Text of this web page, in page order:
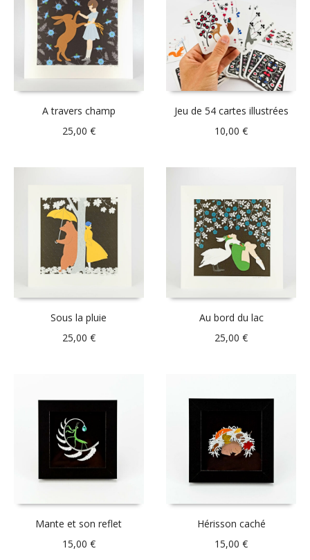
A travers champ
25,00 €
Jeu de 54 cartes illustrées
10,00€
Sous la pluie
25,00 €
Au bord du lac
25,00€
Mante et son reflet
15,00 €
Hérisson caché
15,00€